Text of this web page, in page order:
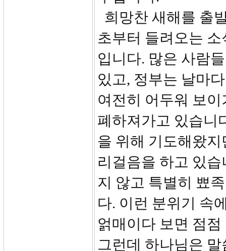
희망찬 새해를 출
초부터 들려오는
입니다. 많은 사람
있고, 정부는 날마
여전히 어두워 보
폐하져가고 있습니
을 위해 기도해왔
리걸음을 하고 있
지 않고 특별히 뾰
다. 이런 분위기 속
얽매이다 보면 점
그런데 하나님은